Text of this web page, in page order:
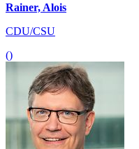
Rainer, Alois
CDU/CSU
()